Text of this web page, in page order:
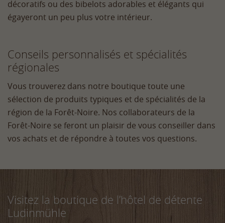
décoratifs ou des bibelots adorables et élégants qui
égayeront un peu plus votre intérieur.
Conseils personnalisés et spécialités
régionales
Vous trouverez dans notre boutique toute une
sélection de produits typiques et de spécialités de la
région de la Forêt-Noire. Nos collaborateurs de la
Forêt-Noire se feront un plaisir de vous conseiller dans
vos achats et de répondre à toutes vos questions.
Visitez la boutique de l’hôtel de détente
Ludinmühle